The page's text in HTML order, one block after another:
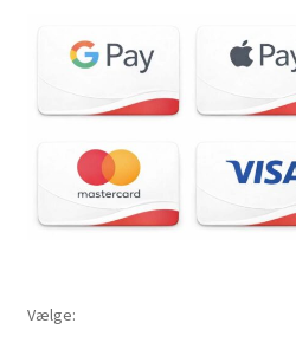
Vælge: